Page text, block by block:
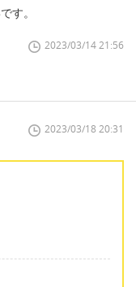
す。
2023/03/14 21:56
2023/03/18 20:31